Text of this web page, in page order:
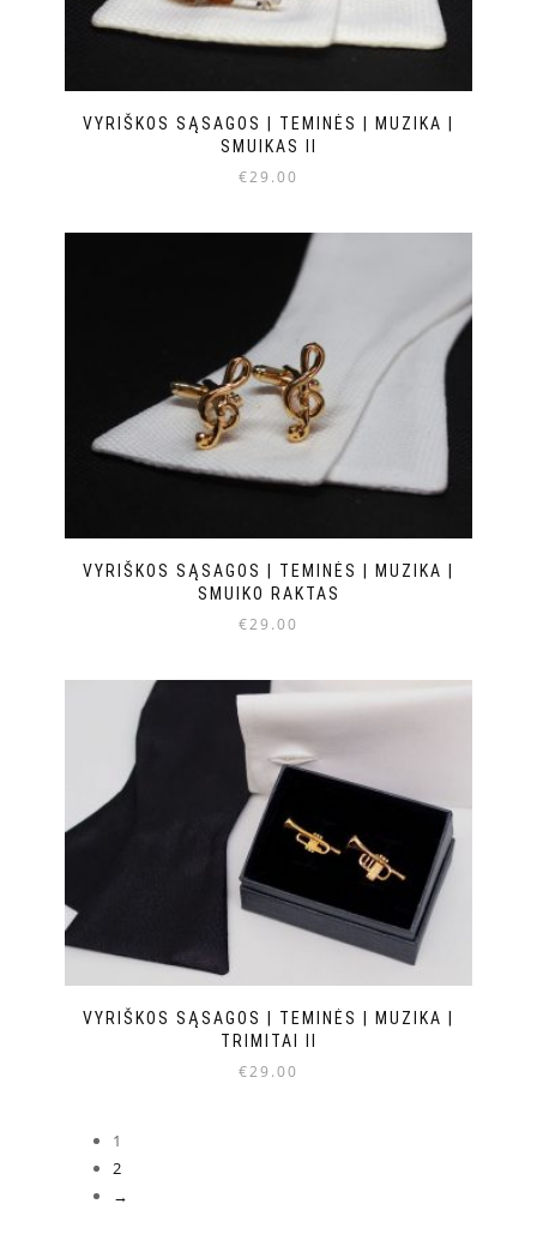
VYRIŠKOS SĄSAGOS | TEMINĖS | MUZIKA |
SMUIKAS II
€29.00
VYRIŠKOS SĄSAGOS | TEMINĖS | MUZIKA |
SMUIKO RAKTAS
€29.00
VYRIŠKOS SĄSAGOS | TEMINĖS | MUZIKA |
TRIMITAI II
€29.00
1
2
→